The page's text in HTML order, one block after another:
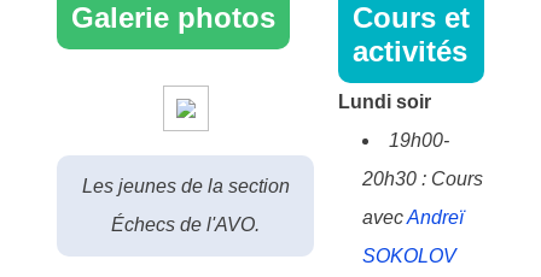
Galerie photos
Les jeunes de la section
Échecs de l'AVO.
Cours et
activités
Lundi soir
19h00-
20h30 : Cours
avecAndreï
SOKOLOV